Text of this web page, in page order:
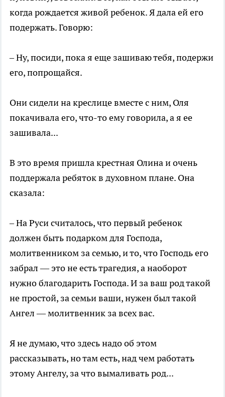
когда рождается живой ребенок. Я дала ей его
подержать. Говорю:
– Ну, посиди, пока я еще зашиваю тебя, подержи
его, попрощайся.
Они сидели на креслице вместе с ним, Оля
покачивала его, что-то ему говорила, а я ее
зашивала...
В это время пришла крестная Олина и очень
поддержала ребяток в духовном плане. Она
сказала:
– На Руси считалось, что первый ребенок
должен быть подарком для Господа,
молитвенником за семью, и то, что Господь его
забрал — это не есть трагедия, а наоборот
нужно благодарить Господа. И за ваш род такой
не простой, за семьи ваши, нужен был такой
Ангел — молитвенник за всех вас.
Я не думаю, что здесь надо об этом
рассказывать, но там есть, над чем работать
этому Ангелу, за что вымаливать род...